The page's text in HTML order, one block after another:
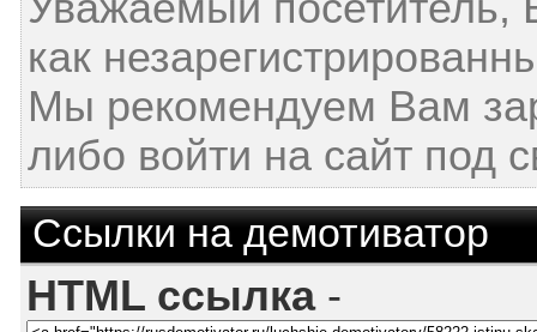
как
Мы рекомендуем Вам
либо войти на сайт под
Ссылки на демотиватор
HTML ссылка-